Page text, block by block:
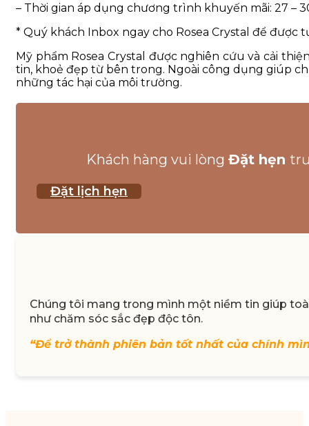
– Thời gian áp dụng chương trình khuyến mãi: 27 –
* Quý khách Inbox ngay cho Rosea Crystal để được
Mỹ phẩm Rosea Crystal được nghiên cứu và cải
tin, khoẻ đẹp từ bên trong. Ngoài công dụng giúp
những tác hại của môi trường.
Khách hàng vui lòng Đặt hẹn
Đặt lịch hẹn
Chúng tôi mang trong mình một niềm tin giúp
như chăm sóc sắc đẹp độc tôn.
“Để trở thành phiên bản tốt nhất của chính